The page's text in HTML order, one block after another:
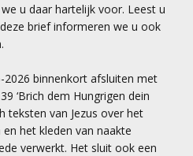
u daar hartelijk voor. Leest u
brief informeren we u ook
2026 binnenkort afsluiten met
‘Brich dem Hungrigen dein
teksten van Jezus over het
het kleden van naakte
verwerkt. Het sluit ook een